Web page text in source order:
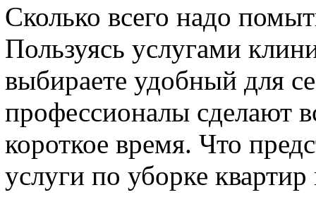
Сколько всего надо
Пользуясь услугами
выбираете удобный для
профессионалы сделают
короткое время. Что
услуги по уборке